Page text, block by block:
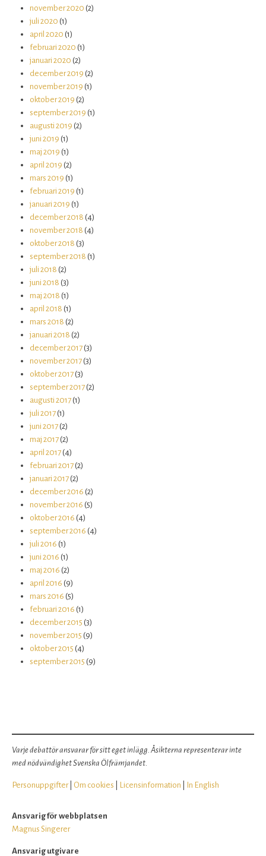
november 2020 (2)
juli 2020 (1)
april 2020 (1)
februari 2020 (1)
januari 2020 (2)
december 2019 (2)
november 2019 (1)
oktober 2019 (2)
september 2019 (1)
augusti 2019 (2)
juni 2019 (1)
maj 2019 (1)
april 2019 (2)
mars 2019 (1)
februari 2019 (1)
januari 2019 (1)
december 2018 (4)
november 2018 (4)
oktober 2018 (3)
september 2018 (1)
juli 2018 (2)
juni 2018 (3)
maj 2018 (1)
april 2018 (1)
mars 2018 (2)
januari 2018 (2)
december 2017 (3)
november 2017 (3)
oktober 2017 (3)
september 2017 (2)
augusti 2017 (1)
juli 2017 (1)
juni 2017 (2)
maj 2017 (2)
april 2017 (4)
februari 2017 (2)
januari 2017 (2)
december 2016 (2)
november 2016 (5)
oktober 2016 (4)
september 2016 (4)
juli 2016 (1)
juni 2016 (1)
maj 2016 (2)
april 2016 (9)
mars 2016 (5)
februari 2016 (1)
december 2015 (3)
november 2015 (9)
oktober 2015 (4)
september 2015 (9)
Varje debattör ansvarar för sitt eget inlägg. Åsikterna representerar inte
med nödvändighet Svenska Ölfrämjandet.
Personuppgifter| Om cookies Licensinformation In English
Ansvarig för webbplatsen
Magnus Singerer
Ansvarig utgivare